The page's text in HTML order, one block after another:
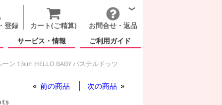
登録 カート(ご精算)
お問合せ・返品
サービス・情報
ご利用ガイド
ン 13cm HELLO BABY パステルドッツ
前の商品 次の商品